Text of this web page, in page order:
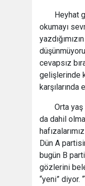
Heyhat
okumayı
cevapsız
gelişlerinde
karşılarında
Orta
da dahil
Dün A
bugün B
gözlerini
“yeni” diyor.